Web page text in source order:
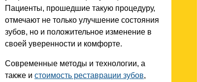
Пациенты, прошедшие такую процедуру,
отмечают не только улучшение состояния
зубов, но и положительное изменение в
своей уверенности и комфорте.
Современные методы и технологии, а
также и стоимость реставрации зубов,